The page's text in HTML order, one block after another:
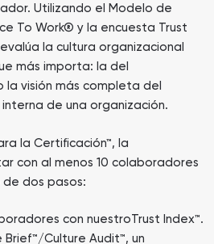
Utilizando el Modelo de
To Work® y la encuesta Trust
la cultura organizacional
más importa: la del
visión más completa del
de una organización.
la Certificación™, la
con al menos 10 colaboradores
dos pasos:
con nuestroTrust Index™.
Culture Audit™, un